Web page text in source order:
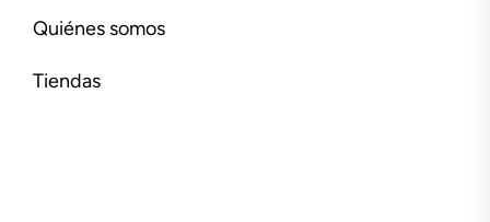
Quiénes somos
Tiendas